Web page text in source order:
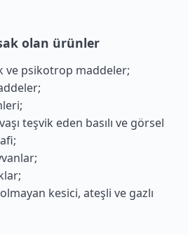
olan ürünler
ve psikotrop maddeler;
teşvik eden basılı ve görsel
kesici, ateşli ve gazlı